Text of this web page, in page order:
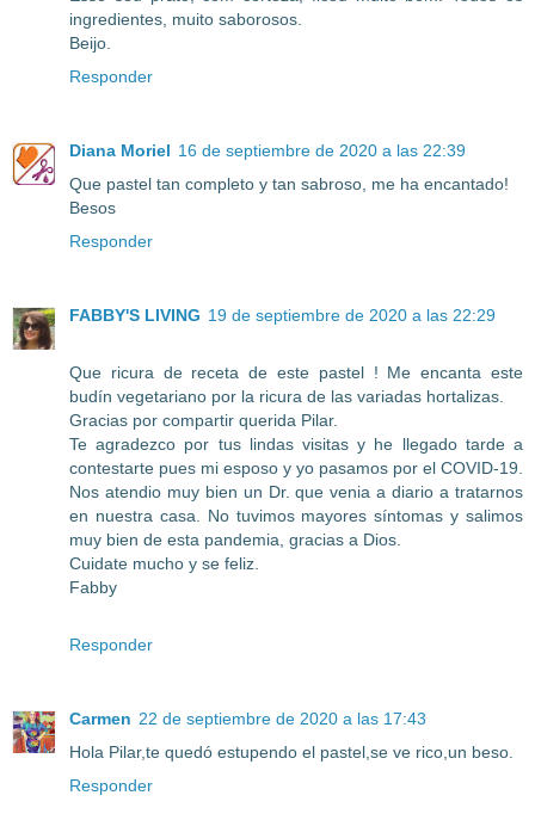
ingredientes, muito saborosos.
Beijo.
Responder
Diana Moriel 16 de septiembre de 2020 a las 22:39
Que pastel tan completo y tan sabroso, me ha encantado!
Besos
Responder
FABBY'S LIVING 19 de septiembre de 2020 a las 22:29
Que ricura de receta de este pastel ! Me encanta este
budín vegetariano por la ricura de las variadas hortalizas.
Gracias por compartir querida Pilar.
Te agradezco por tus lindas visitas y he llegado tarde a
contestarte pues mi esposo y yo pasamos por el COVID-19.
Nos atendio muy bien un Dr. que venia a diario a tratarnos
en nuestra casa. No tuvimos mayores síntomas y salimos
muy bien de esta pandemia, gracias a Dios.
Cuidate mucho y se feliz.
Fabby
Responder
Carmen 22 de septiembre de 2020 a las 17:43
Hola Pilar,te quedó estupendo el pastel,se ve rico,un beso.
Responder